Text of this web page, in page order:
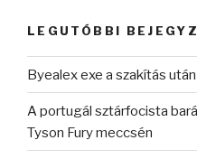
LEGUTÓBBI
Byealex exe a szakítás
A portugál sztárfocista
Tyson Fury meccsén